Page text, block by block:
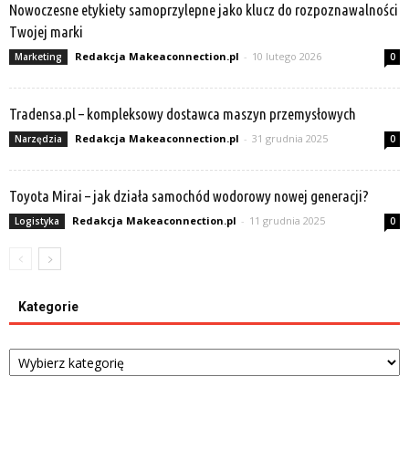
Nowoczesne etykiety samoprzylepne jako klucz do rozpoznawalności
Twojej marki
Marketing Redakcja Makeaconnection.pl - 10 lutego 2026 0
Tradensa.pl – kompleksowy dostawca maszyn przemysłowych
Narzędzia Redakcja Makeaconnection.pl - 31 grudnia 2025 0
Toyota Mirai – jak działa samochód wodorowy nowej generacji?
Logistyka Redakcja Makeaconnection.pl - 11 grudnia 2025 0
Kategorie
Kategorie